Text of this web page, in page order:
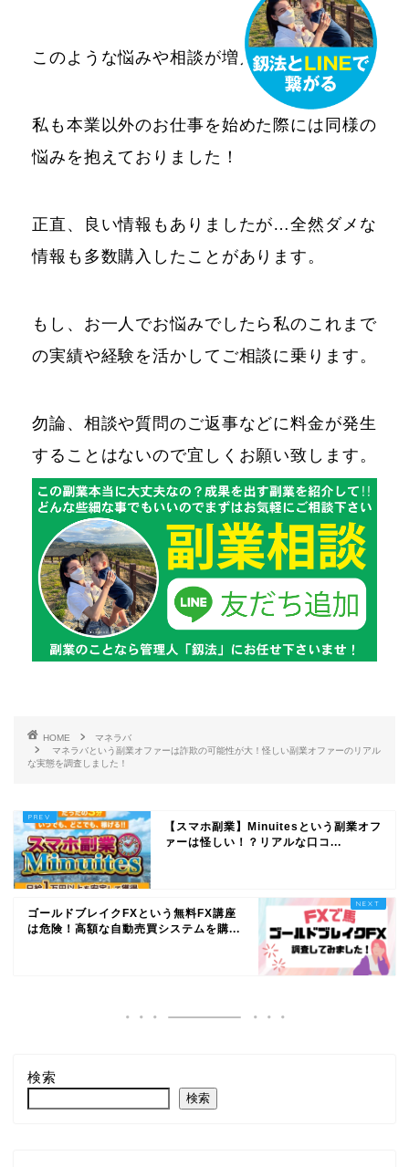
このような悩みや相談が増えております。
私も本業以外のお仕事を始めた際には同様の
悩みを抱えておりました！
正直、良い情報もありましたが…全然ダメな
情報も多数購入したことがあります。
もし、お一人でお悩みでしたら私のこれまで
の実績や経験を活かしてご相談に乗ります。
勿論、相談や質問のご返事などに料金が発生
することはないので宜しくお願い致します。
HOME
マネラバ
マネラバという副業オファーは詐欺の可能性が大！怪しい副業オファーのリアル
な実態を調査しました！
【スマホ副業】Minuitesという副業オフ
ァーは怪しい！？リアルな口コ...
ゴールドブレイクFXという無料FX講座
は危険！高額な自動売買システムを購...
検索
検索